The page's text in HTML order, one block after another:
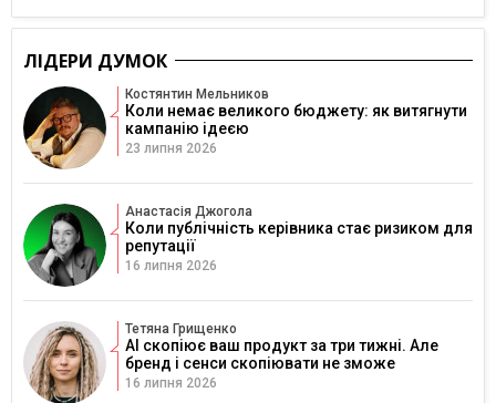
ЛІДЕРИ ДУМОК
Костянтин Мельников
Коли немає великого бюджету: як витягнути
кампанію ідеєю
23 липня 2026
Анастасія Джогола
Коли публічність керівника стає ризиком для
репутації
16 липня 2026
Тетяна Грищенко
AI скопіює ваш продукт за три тижні. Але
бренд і сенси скопіювати не зможе
16 липня 2026